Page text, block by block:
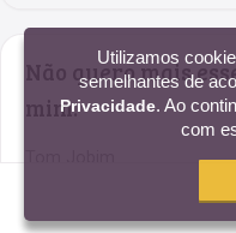
Não quero mais
mim.
Utilizamos
semelhantes de
Privacidade. Ao
com